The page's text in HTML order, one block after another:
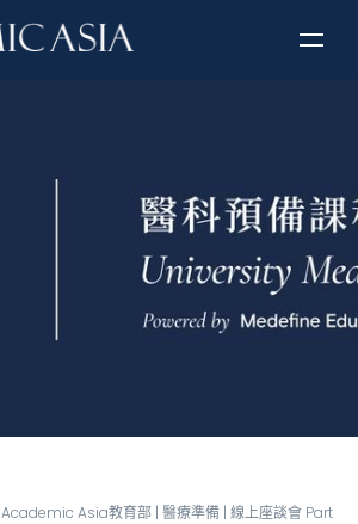
Academic Asia教育部 | 醫療準備 | 線上座談會 Part